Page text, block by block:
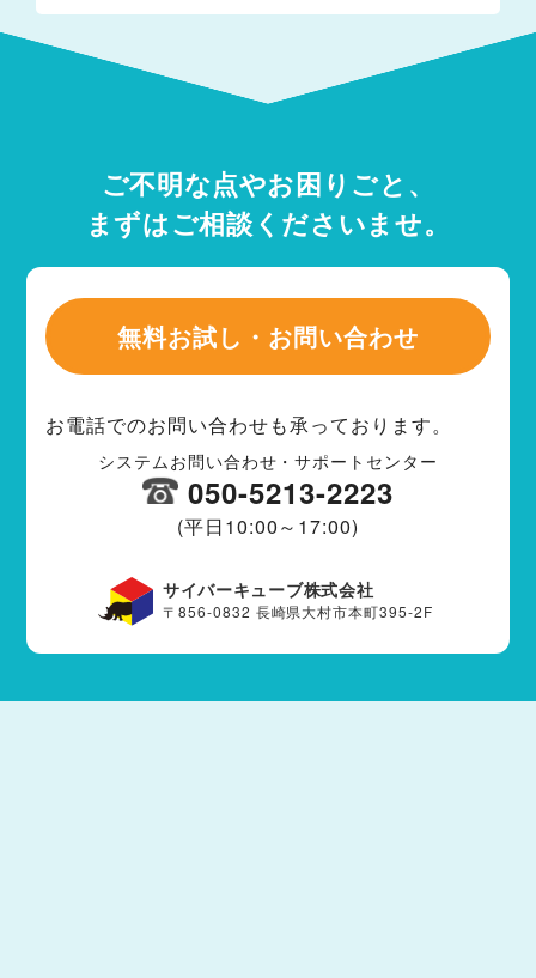
ご不明な点やお困りごと、
まずはご相談くださいませ。
無料お試し・お問い合わせ
お電話でのお問い合わせも承っております。
システムお問い合わせ・サポートセンター
050-5213-2223
(平日10:00～17:00)
サイバーキューブ株式会社
〒856-0832 長崎県大村市本町395-2F